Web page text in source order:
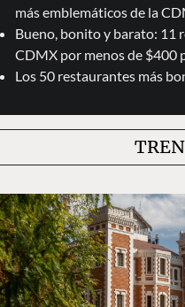
más emblemáticos de la
Bueno, bonito y barato: 11
CDMX por menos de $400
Los 50 restaurantes más